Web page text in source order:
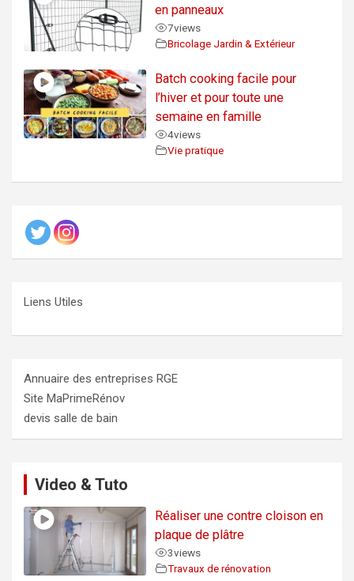
en panneaux
7views
Bricolage Jardin & Extérieur
Batch cooking facile pour
l’hiver et pour toute une
semaine en famille
4views
Vie pratique
Liens Utiles
Annuaire des entreprises RGE
Site MaPrimeRénov
devis salle de bain
Video & Tuto
Réaliser une contre cloison en
plaque de plâtre
3views
Travaux de rénovation